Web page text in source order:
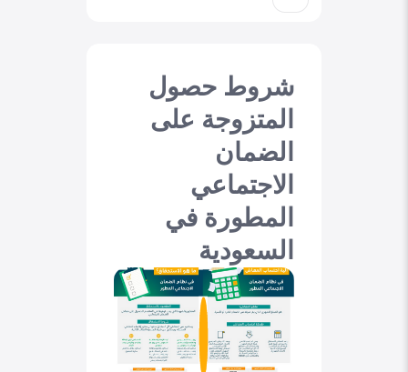
شروط حصول
المتزوجة على
الضمان
الاجتماعي
المطورة في
السعودية